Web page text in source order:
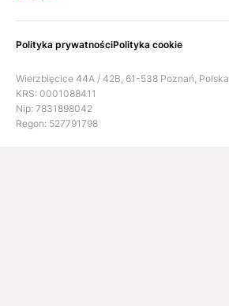
Polityka prywatnościPolityka cookie
Wierzbięcice 44A / 42B, 61-538 Poznań, Polska
KRS: 0001088411
Nip: 7831898042
Regon: 527791798